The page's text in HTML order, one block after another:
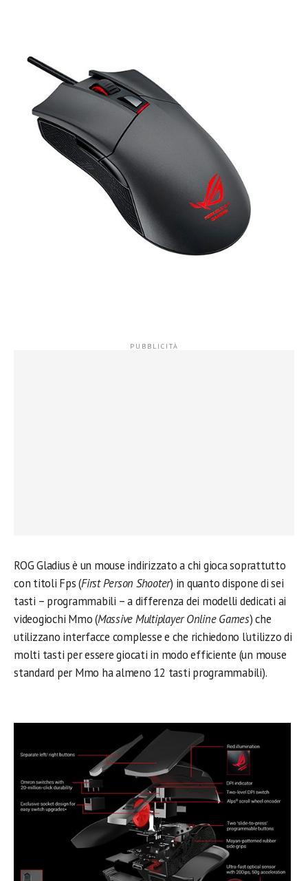
ROG Gladius è un mouse indirizzato a chi gioca soprattutto
con titoli Fps (First Person Shooter) in quanto dispone di sei
tasti – programmabili – a differenza dei modelli dedicati ai
videogiochi Mmo (Massive Multiplayer Online Games) che
utilizzano interfacce complesse e che richiedono l’utilizzo di
molti tasti per essere giocati in modo efficiente (un mouse
standard per Mmo ha almeno 12 tasti programmabili).